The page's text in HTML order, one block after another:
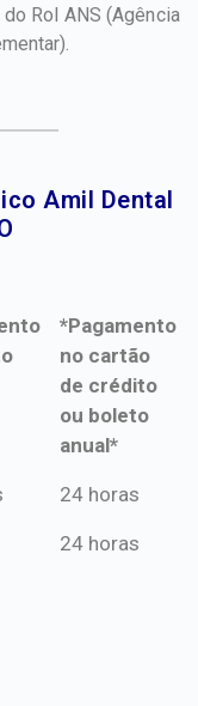
Rol ANS (Agência
Amil Dental
*Pagamento
no cartão
de crédito
ou boleto
anual*
*Pagamento
de crédito
24 horas
24 horas